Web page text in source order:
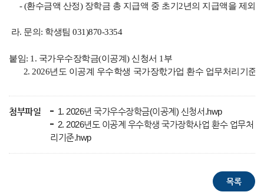
- (환수금액 산정) 장학금 총 지급액 중 초기2년의 지급액을 제외
라. 문의: 학생팀 031)870-3354
붙임: 1. 국가우수장학금(이공계) 신청서 1부
2. 2026년도 이공계 우수학생 국가장핛가업 환수 업무처리기준
첨부파일
1. 2026년 국가우수장학금(이공계) 신청서.hwp
2. 2026년도 이공계 우수학생 국가장학사업 환수 업무처
리기준.hwp